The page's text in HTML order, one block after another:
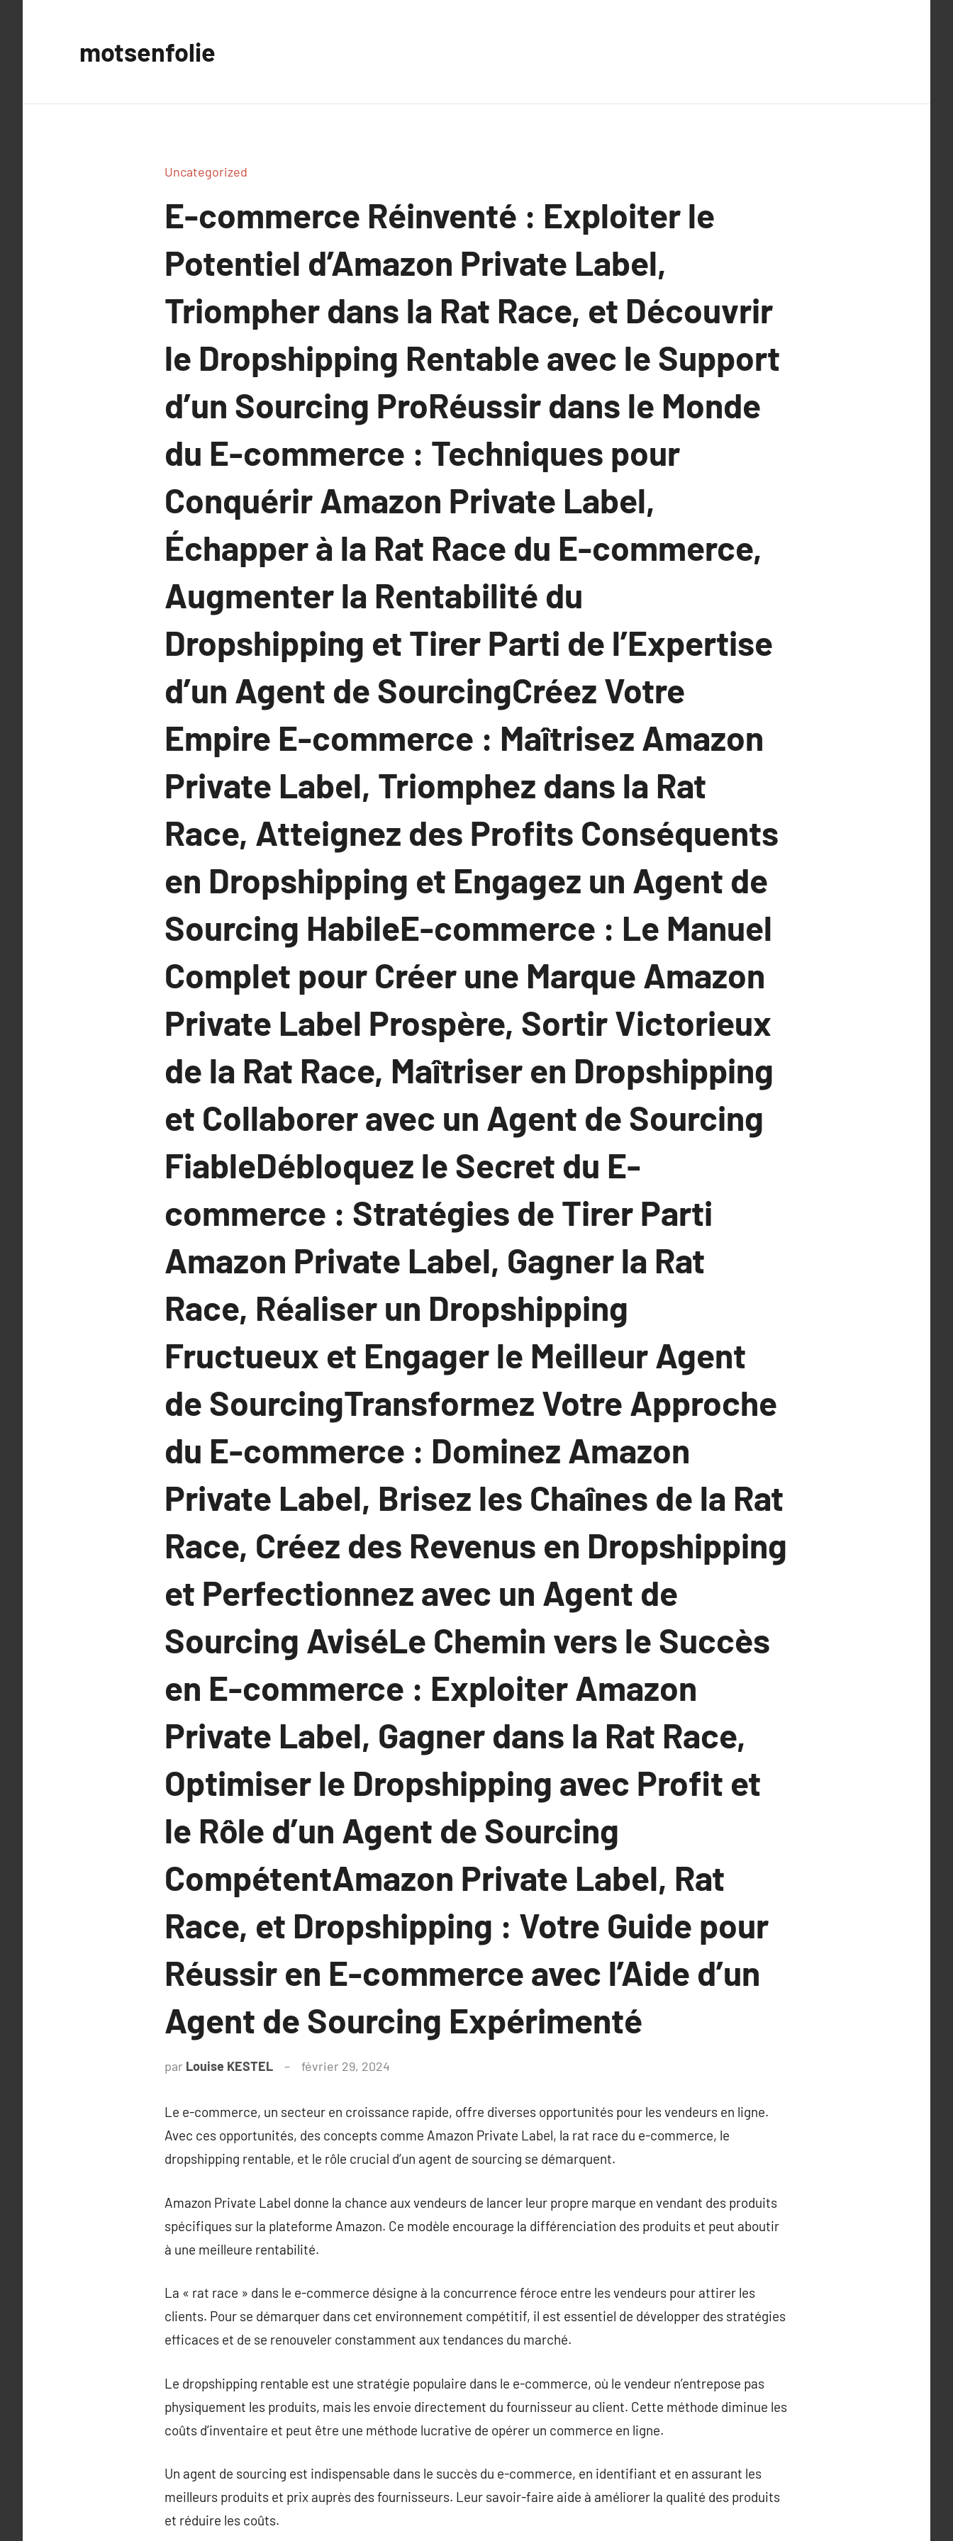
motsenfolie
Uncategorized
E-commerce Réinventé : Exploiter le
Potentiel d’Amazon Private Label,
Triompher dans la Rat Race, et Découvrir
le Dropshipping Rentable avec le Support
d’un Sourcing ProRéussir dans le Monde
du E-commerce : Techniques pour
Conquérir Amazon Private Label,
Échapper à la Rat Race du E-commerce,
Augmenter la Rentabilité du
Dropshipping et Tirer Parti de l’Expertise
d’un Agent de SourcingCréez Votre
Empire E-commerce : Maîtrisez Amazon
Private Label, Triomphez dans la Rat
Race, Atteignez des Profits Conséquents
en Dropshipping et Engagez un Agent de
Sourcing HabileE-commerce : Le Manuel
Complet pour Créer une Marque Amazon
Private Label Prospère, Sortir Victorieux
de la Rat Race, Maîtriser en Dropshipping
et Collaborer avec un Agent de Sourcing
FiableDébloquez le Secret du E-
commerce : Stratégies de Tirer Parti
Amazon Private Label, Gagner la Rat
Race, Réaliser un Dropshipping
Fructueux et Engager le Meilleur Agent
de SourcingTransformez Votre Approche
du E-commerce : Dominez Amazon
Private Label, Brisez les Chaînes de la Rat
Race, Créez des Revenus en Dropshipping
et Perfectionnez avec un Agent de
Sourcing AviséLe Chemin vers le Succès
en E-commerce : Exploiter Amazon
Private Label, Gagner dans la Rat Race,
Optimiser le Dropshipping avec Profit et
le Rôle d’un Agent de Sourcing
CompétentAmazon Private Label, Rat
Race, et Dropshipping : Votre Guide pour
Réussir en E-commerce avec l’Aide d’un
Agent de Sourcing Expérimenté
par Louise KESTEL février 29, 2024
Le e-commerce, un secteur en croissance rapide, offre diverses opportunités pour les vendeurs en ligne.
Avec ces opportunités, des concepts comme Amazon Private Label, la rat race du e-commerce, le
dropshipping rentable, et le rôle crucial d’un agent de sourcing se démarquent.
Amazon Private Label donne la chance aux vendeurs de lancer leur propre marque en vendant des produits
spécifiques sur la plateforme Amazon. Ce modèle encourage la différenciation des produits et peut aboutir
à une meilleure rentabilité.
La « rat race » dans le e-commerce désigne à la concurrence féroce entre les vendeurs pour attirer les
clients. Pour se démarquer dans cet environnement compétitif, il est essentiel de développer des stratégies
efficaces et de se renouveler constamment aux tendances du marché.
Le dropshipping rentable est une stratégie populaire dans le e-commerce, où le vendeur n’entrepose pas
physiquement les produits, mais les envoie directement du fournisseur au client. Cette méthode diminue les
coûts d’inventaire et peut être une méthode lucrative de opérer un commerce en ligne.
Un agent de sourcing est indispensable dans le succès du e-commerce, en identifiant et en assurant les
meilleurs produits et prix auprès des fournisseurs. Leur savoir-faire aide à améliorer la qualité des produits
et réduire les coûts.